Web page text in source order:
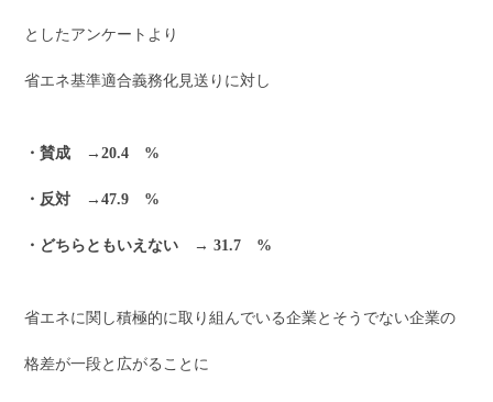
としたアンケートより
省エネ基準適合義務化見送りに対し
・賛成 →20.4 %
・反対 →47.9 %
・どちらともいえない → 31.7 %
省エネに関し積極的に取り組んでいる企業とそうでない企業の
格差が一段と広がることに